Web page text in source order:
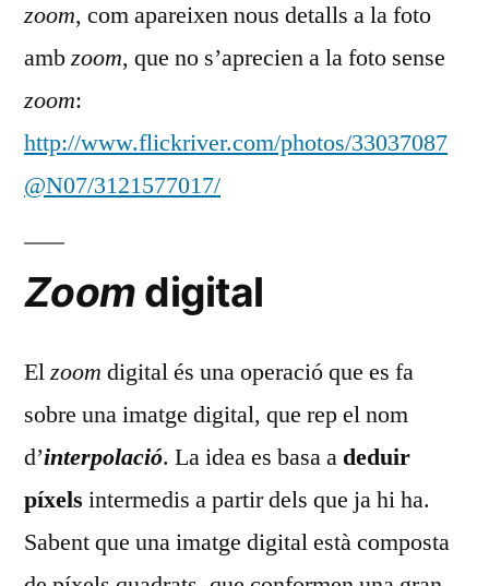
zoom, com apareixen nous detalls a la foto
ambzoom, que no s’aprecien a la foto sense
zoom:
http://www.flickriver.com/photos/33037087
@N07/3121577017/
Zoom digital
Elzoom digital és una operació que es fa
sobre una imatge digital, que rep el nom
d’interpolació. La idea es basa a deduir
píxels intermedis a partir dels que ja hi ha.
Sabent que una imatge digital està composta